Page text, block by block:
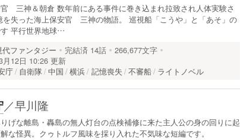
三神＆朝倉 数年前にある事件に巻き込まれ拉致され人体実験さ
を失った海上保安官 三神の物語。 巡視船「こうや」と「あそ」の
平行世界地球…
代ファンタジー 完結済 14話
266,677文字
月12日 10:26 更新
庁
自衛隊 中国 横浜 記憶喪失 不審船 ライトノベル
／早川隆
げな離島・轟島の無人灯台の点検補修に来た主人公の身の回りに起
な怪異。クゥトルフ風味を採り入れた不気味な短編です。